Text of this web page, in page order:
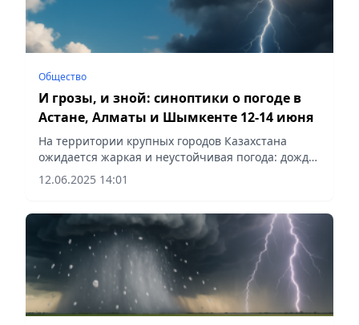
Общество
И грозы, и зной: синоптики о погоде в
Астане, Алматы и Шымкенте 12-14 июня
На территории крупных городов Казахстана
ожидается жаркая и неустойчивая погода: дожди,
грозы, местами град и шквальный
ветер, сообщает Vecher.kz.
12.06.2025 14:01